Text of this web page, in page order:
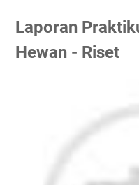
Laporan
Hewan - Riset